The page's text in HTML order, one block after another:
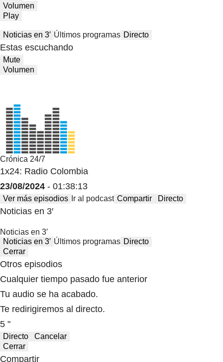
Volumen
Play
Noticias en 3′ Últimos programas Directo
Estas escuchando
Mute
Volumen
Crónica 24/7
1x24: Radio Colombia
23/08/2024 - 01:38:13
Ver más episodios Ir al podcast Compartir Directo
Noticias en 3′
Noticias en 3′
Noticias en 3′ Últimos programas Directo
Cerrar
Otros episodios
Cualquier tiempo pasado fue anterior
Tu audio se ha acabado.
Te redirigiremos al directo.
5 "
Directo
Cancelar
Cerrar
Compartir